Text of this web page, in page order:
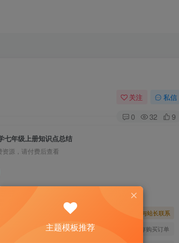
关注 私信
0 32 9
七年级上册知识点总结
资源，请付费后查看
暂时无法购买，请与站长联系
您当前未登录！建议登陆后购买，可保存购买订单
主题模板推荐